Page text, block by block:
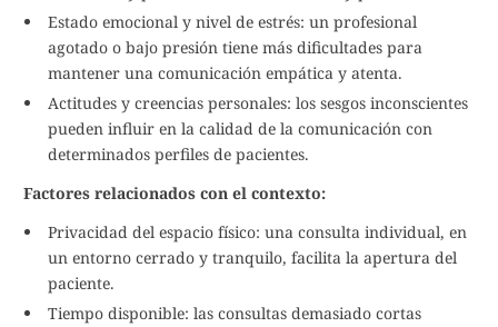
Estado emocional y nivel de estrés: un profesional
agotado o bajo presión tiene más dificultades para
mantener una comunicación empática y atenta.
Actitudes y creencias personales: los sesgos inconscientes
pueden influir en la calidad de la comunicación con
determinados perfiles de pacientes.
Factores relacionados con el contexto:
Privacidad del espacio físico: una consulta individual, en
un entorno cerrado y tranquilo, facilita la apertura del
paciente.
Tiempo disponible: las consultas demasiado cortas